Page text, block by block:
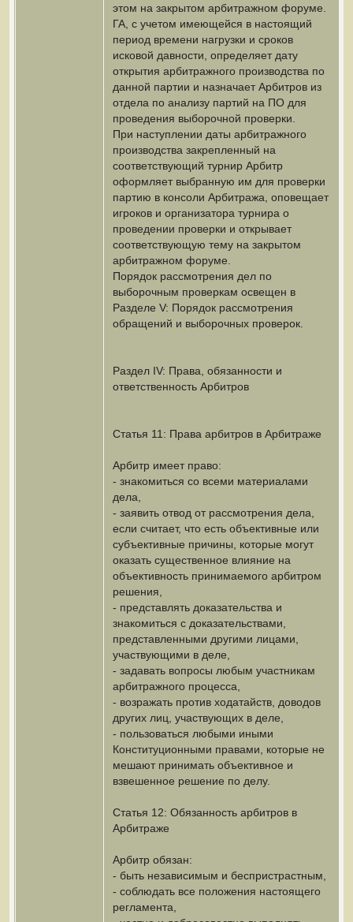
этом на закрытом арбитражном форуме.
ГА, с учетом имеющейся в настоящий
период времени нагрузки и сроков
исковой давности, определяет дату
открытия арбитражного производства по
данной партии и назначает Арбитров из
отдела по анализу партий на ПО для
проведения выборочной проверки.
При наступлении даты арбитражного
производства закрепленный на
соответствующий турнир Арбитр
оформляет выбранную им для проверки
партию в консоли Арбитража, оповещает
игроков и организатора турнира о
проведении проверки и открывает
соответствующую тему на закрытом
арбитражном форуме.
Порядок рассмотрения дел по
выборочным проверкам освещен в
Разделе V: Порядок рассмотрения
обращений и выборочных проверок.
Раздел IV: Права, обязанности и
ответственность Арбитров
Статья 11: Права арбитров в Арбитраже
Арбитр имеет право:
- знакомиться со всеми материалами
дела,
- заявить отвод от рассмотрения дела,
если считает, что есть объективные или
субъективные причины, которые могут
оказать существенное влияние на
объективность принимаемого арбитром
решения,
- представлять доказательства и
знакомиться с доказательствами,
представленными другими лицами,
участвующими в деле,
- задавать вопросы любым участникам
арбитражного процесса,
- возражать против ходатайств, доводов
других лиц, участвующих в деле,
- пользоваться любыми иными
Конституционными правами, которые не
мешают принимать объективное и
взвешенное решение по делу.
Статья 12: Обязанность арбитров в
Арбитраже
Арбитр обязан:
- быть независимым и беспристрастным,
- соблюдать все положения настоящего
регламента,